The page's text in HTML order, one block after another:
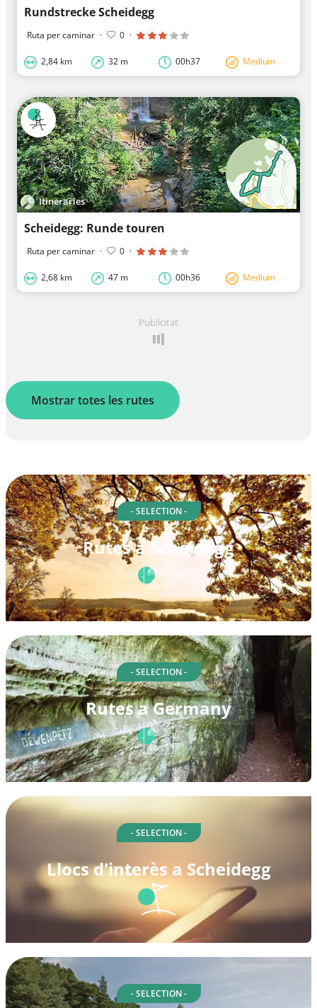
Rundstrecke Scheidegg
Ruta per caminar · 0 ·
2,84 km 32 m 00h37 Medium
Itineraries
Scheidegg: Runde touren
Ruta per caminar · 0 ·
2,68 km 47 m 00h36 Medium
Publicitat
Mostrar totes les rutes
- SELECTION -
Rutes a Scheidegg
- SELECTION -
Rutes a Germany
- SELECTION -
Llocs d'interès a Scheidegg
- SELECTION -